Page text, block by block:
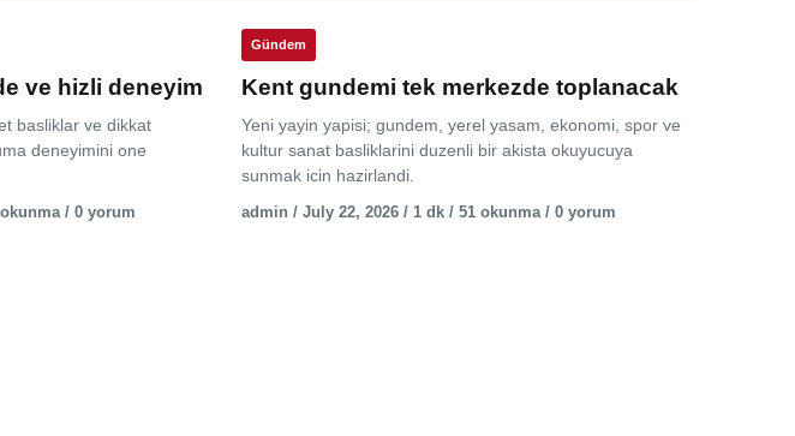
ve hizli deneyim
basliklar ve dikkat
deneyimini one
/ 0 yorum
Gündem
Kent gundemi tek merkezde toplanacak
Yeni yayin yapisi; gundem, yerel yasam, ekonomi, spor ve
kultur sanat basliklarini duzenli bir akista okuyucuya
sunmak icin hazirlandi.
admin / July 22, 2026 / 1 dk / 51 okunma / 0 yorum